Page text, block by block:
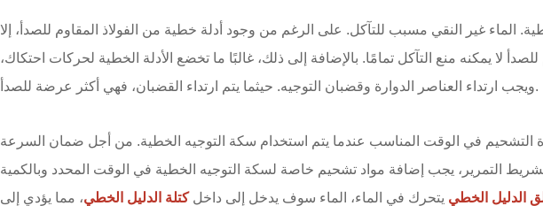
الماء غير النقي مسبب للتآكل. على الرغم من وجود أدلة خطية من الفولاذ المقاوم للصدأ، إلا
للصدأ لا يمكنه منع التآكل تمامًا. بالإضافة إلى ذلك، غالبًا ما تخضع الأدلة الخطية لحركات احتكاك،
ويجب ارتداء العناصر الدوارة وقضبان التوجيه. حيثما يتم ارتداء القضبان، فهي أكثر عرضة للصدأ.
التشحيم في الوقت المناسب عندما يتم استخدام سكة التوجيه الخطية. من أجل ضمان السرعة
التمرير، يجب إضافة مواد تشحيم خاصة لسكة التوجيه الخطية في الوقت المحدد وبالكمية
الدليل الخطي يتحرك في الماء، الماء سوف يدخل إلى داخلكتلة الدليل الخطي، مما يؤدي إلى